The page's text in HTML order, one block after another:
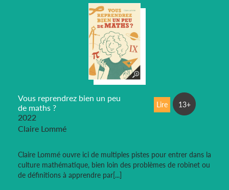
Vous reprendrez bien un peu
de maths ?
2022
Claire Lommé
Claire Lommé ouvre ici de multiples pistes pour entrer dans la
culture mathématique, bien loin des problèmes de robinet ou
de définitions à apprendre par[...]
Lire 13+